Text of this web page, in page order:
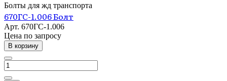
Болты для жд транспорта
670ГС-1.006 Болт
Арт. 670ГС-1.006
Цена по запросу
В корзину